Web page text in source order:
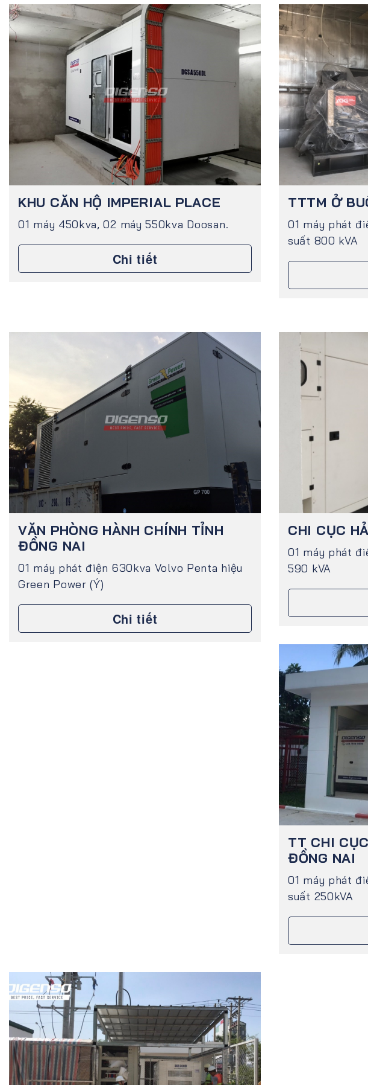
KHU CĂN HỘ IMPERIAL PLACE
01 máy 450kva, 02 máy 550kva Doosan.
Chi tiết
TTTM Ở
01 máy phát
suất 800 kVA
VĂN PHÒNG HÀNH CHÍNH TỈNH
ĐỒNG NAI
01 máy phát điện 630kva Volvo Penta hiệu
Green Power (Ý)
Chi tiết
CHI CỤC
01 máy phát
590 kVA
TT CHI
ĐỒNG NAI
01 máy phát
suất 250kVA